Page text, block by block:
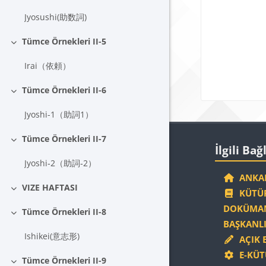
Jyosushi(助数詞)
Daralt
Tümce Örnekleri II-5
Irai（依頼）
Daralt
Tümce Örnekleri II-6
Jyoshi-1（助詞1）
Daralt
Tümce Örnekleri II-7
Jyoshi‐2（助詞‐2）
Daralt
VIZE HAFTASI
Daralt
Tümce Örnekleri II-8
Ishikei(意志形)
Tümce Örnekleri II-9
İlgili
AÇIK
E-